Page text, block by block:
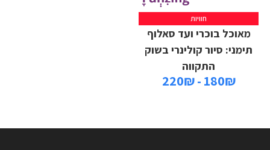
חוויות
מאוכל בוכרי ועד סאלוף
תימני: סיור קולינרי בשוק
התקווה
180₪ - 220₪